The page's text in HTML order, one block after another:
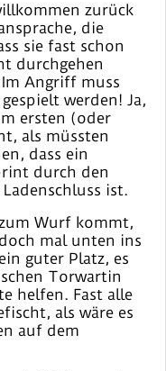
zurück
die
sie fast schon
durchgehen
Angriff muss
werden! Ja,
ersten (oder
als müssten
dass ein
durch den
ist.
Wurf kommt,
mal unten ins
guter Platz, es
Torwartin
helfen. Fast alle
als wäre es
auf dem